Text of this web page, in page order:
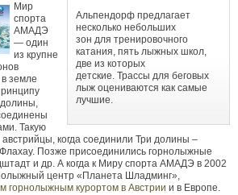
Альпендорф предлагает
несколько небольших
зон для тренировочного
катания, пять лыжных школ,
две из которых
детские. Трассы для беговых
лыж оцениваются как самые
лучшие.
Мир
спорта
АМАДЭ
— один
из крупне
земле
Такую
когда соединили Три долины –
Позже присоединились горнолыжные
и др. А когда к Миру спорта АМАДЭ в 2002
центр « Планета Шладминг»,
горнолыжным курортом в Австрии и в Европе.